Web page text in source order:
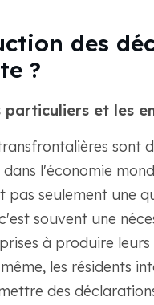
des
?
particuliers et les
sont
l'économie
pas seulement une
souvent une
à produire
les résidents
des